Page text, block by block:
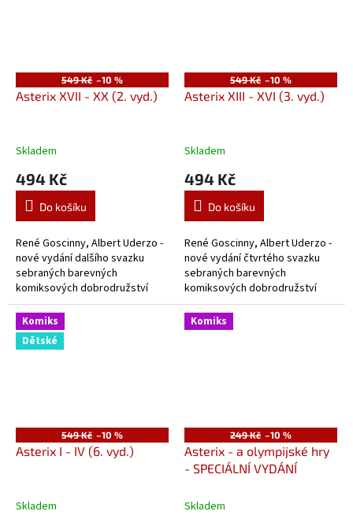
549 Kč –10 %
Asterix XVII - XX (2. vyd.)
Skladem
494 Kč
Do košíku
René Goscinny, Albert Uderzo -
nové vydání dalšího svazku
sebraných barevných
komiksových dobrodružství
slavného Gala.
549 Kč –10 %
Asterix XIII - XVI (3. vyd.)
Skladem
494 Kč
Do košíku
René Goscinny, Albert Uderzo -
nové vydání čtvrtého svazku
sebraných barevných
komiksových dobrodružství
slavného Gala.
Komiks
Dětské
549 Kč –10 %
Asterix I - IV (6. vyd.)
Skladem
Komiks
249 Kč –10 %
Asterix - a olympijské hry
- SPECIÁLNÍ VYDÁNÍ
Skladem